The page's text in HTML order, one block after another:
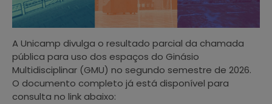
A Unicamp divulga o resultado parcial da chamada
pública para uso dos espaços do Ginásio
Multidisciplinar (GMU) no segundo semestre de 2026.
O documento completo já está disponível para
consulta no link abaixo: